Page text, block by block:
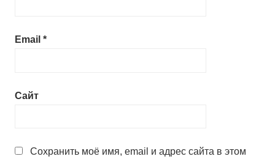
Email *
Сайт
Сохранить моё имя, email и адрес сайта в этом